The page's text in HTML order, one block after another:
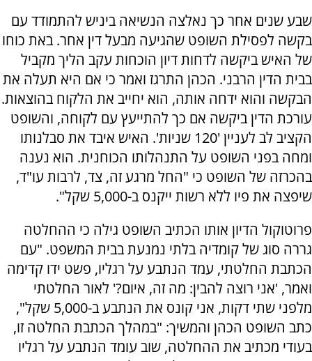
שבע שנים אחר כך נאלצה הנשיאה ביניש להתמודד עם
בקשה לפסילת השופט שהגיעה מבעל דין אחר. באת כוחו
של האיש ביקשה לדחות דיון הוכחות עקב הליך מקביל
בבית הדין הרבני. הכהן התרגז ואמר כי אם היא תעלה את
הבקשה והוא ידחה אותה, הוא יחייב את הלקוח בהוצאות.
עורכת הדין ביקשה אם כך להתייעץ עם לקוחה, והשופט
הקציב לב לעניין '120 שניות'. האיש איבד את סבלנותו
ומחה בפני השופט על התנהלותו הכוחנית. הוא נענה
בהכרזה של השופט כי "החל מרגע זה, צד, לרבות עו"ד,
שיפצה את פיו ללא רשות ייקנס ב-5,000 שקל".
פרוטוקול הדיון אותו הכתיב השופט גילה כי ההחלטה
גררה סוג של קומדיה בלתי נמנעת בבית המשפט. "עם
הכתבת החלטתי, עמד הנתבע על רגליו, פשט ידו קדימה
ואמר, 'אני רוצה להבין: מה זה, איום?' לאור החלטתי
מלפני שתי דקות, אני קונס את הנתבע ב-5,000 שקל",
כתב השופט הכהן והמשיך: "במהלך הכתבת החלטה זו,
בעודי מכתיב את ההחלטה, שוב עומד הנתבע על רגליו